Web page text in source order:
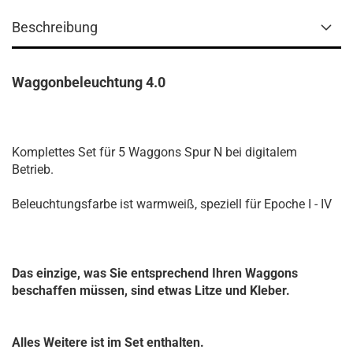
Beschreibung
Waggonbeleuchtung 4.0
Komplettes Set für 5 Waggons Spur N bei digitalem
Betrieb.
Beleuchtungsfarbe ist warmweiß, speziell für Epoche I - IV
Das einzige, was Sie entsprechend Ihren Waggons
beschaffen müssen, sind etwas Litze und Kleber.
Alles Weitere ist im Set enthalten.